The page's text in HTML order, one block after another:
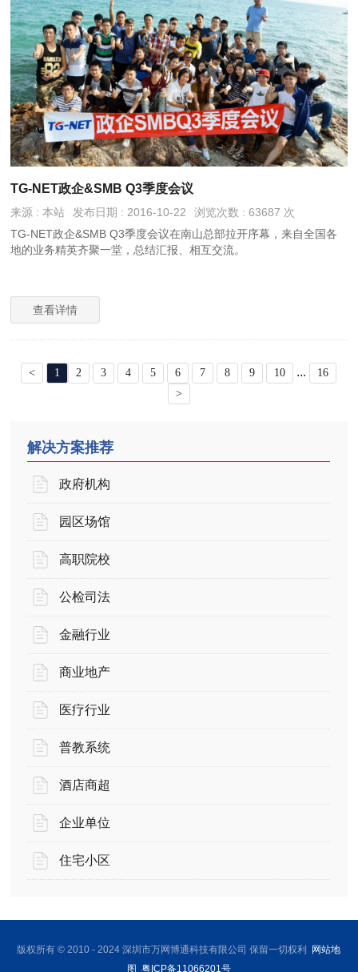
TG-NET政企&SMB Q3季度会议
来源 : 本站 发布日期 : 2016-10-22
浏览次数 : 63687 次
TG-NET政企&SMB Q3季度会议在南山总部拉开序幕，来自全国各
地的业务精英齐聚一堂，总结汇报、相互交流。
查看详情
< 1 2 3 4 5 6 7 8 9 10 ...
16
>
解决方案推荐
政府机构
园区场馆
高职院校
公检司法
金融行业
商业地产
医疗行业
普教系统
酒店商超
企业单位
住宅小区
版权所有 © 2010 - 2024 深圳市万网博通科技有限公司 保留一切权利 网站地
图 粤ICP备11066201号